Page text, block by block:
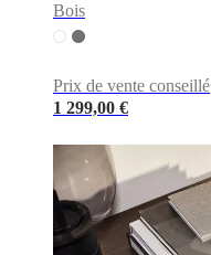
Bois
Prix de vente conseillé
1 299,00 €